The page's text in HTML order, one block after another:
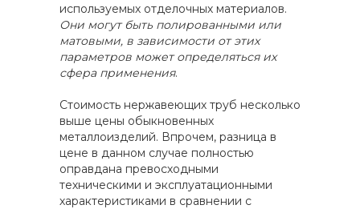
используемых отделочных материалов.
Они могут быть полированными или
матовыми, в зависимости от этих
параметров может определяться их
сфера применения.
Стоимость нержавеющих труб несколько
выше цены обыкновенных
металлоизделий. Впрочем, разница в
цене в данном случае полностью
оправдана превосходными
техническими и эксплуатационными
характеристиками в сравнении с